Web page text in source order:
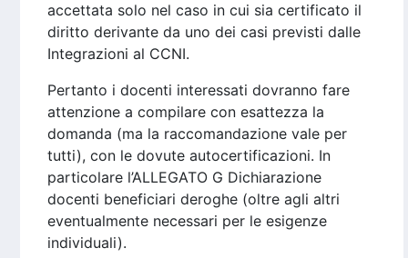
accettata solo nel caso in cui sia certificato il
diritto derivante da uno dei casi previsti dalle
Integrazioni al CCNI.
Pertanto i docenti interessati dovranno fare
attenzione a compilare con esattezza la
domanda (ma la raccomandazione vale per
tutti), con le dovute autocertificazioni. In
particolare l’ALLEGATO G Dichiarazione
docenti beneficiari deroghe (oltre agli altri
eventualmente necessari per le esigenze
individuali).